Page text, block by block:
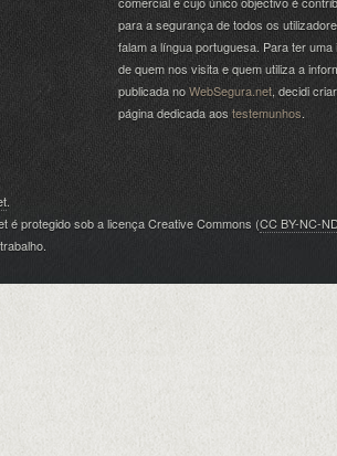
para a segurança de todos os
falam a língua portuguesa. Para ter uma
de quem nos visita e quem utiliza a
publicada noWebSegura.net , decidi
página dedicada aos testemunhos
.
é protegido sob a licença Creative Commons (CC BY-NC-